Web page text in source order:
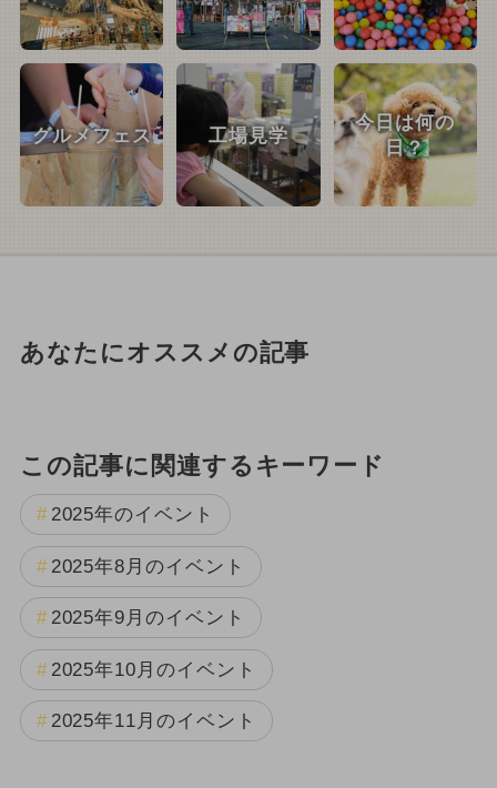
グルメフェス 工場見学
今日は何の
日？
あなたにオススメの記事
この記事に関連するキーワード
2025年のイベント
2025年8月のイベント
2025年9月のイベント
2025年10月のイベント
2025年11月のイベント